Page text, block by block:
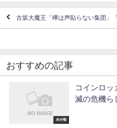
古坂大魔王「欅は声貼らない集団」
おすすめの記事
未分類
コインロッ
滅の危機ら